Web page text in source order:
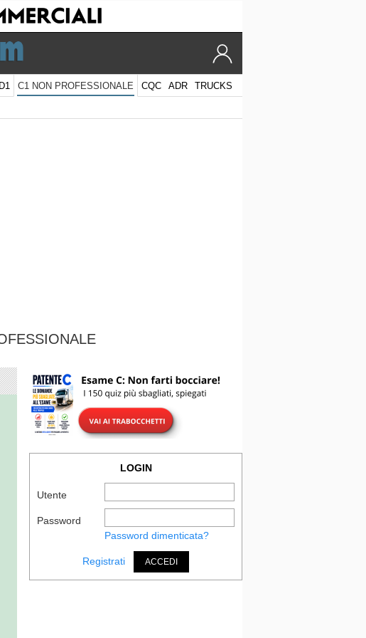
C1 NON PROFESSIONALE CQC ADR TRUCKS
LOGIN
Utente
Password
Password dimenticata?
Registrati ACCEDI